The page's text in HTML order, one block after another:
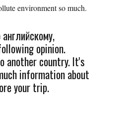
environment so much.
opinion.
another country. It's
information about
your trip.